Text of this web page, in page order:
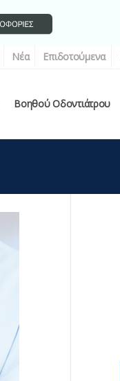
Νέα Επιδοτούμενα
Βοηθού Οδοντιάτρου